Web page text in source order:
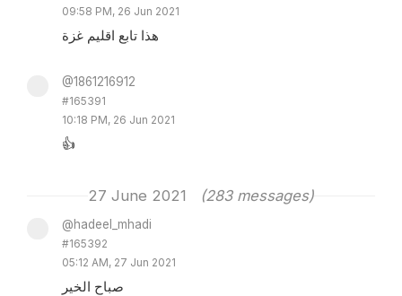
09:58 PM, 26 Jun 2021
هذا تابع اقليم غزة
@1861216912
#165391
10:18 PM, 26 Jun 2021
👍
27 June 2021 (283 messages)
@hadeel_mhadi
#165392
05:12 AM, 27 Jun 2021
صباح الخير